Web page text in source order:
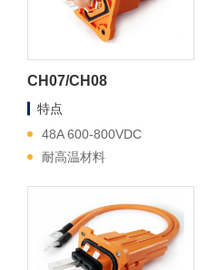
CH07/CH08
特点
48A 600-800VDC
耐高温材料